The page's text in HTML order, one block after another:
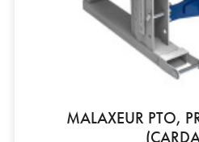
MALAXEUR PTO,